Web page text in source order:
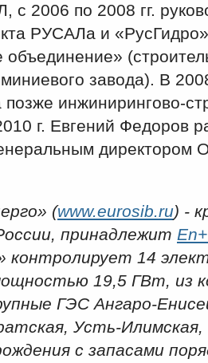
с 2006 по 2008 гг.
РУСАЛа и
объединение»
завода). В
позже инжинирингово-
г. Евгений Федоров
директором
(www.eurosib.ru) -
принадлежит
контролирует 14
19,5 ГВт, из
ГЭС Ангаро-
Усть-
с запасами